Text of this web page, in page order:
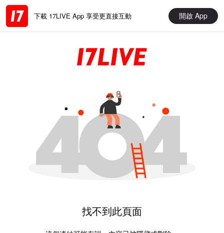
下載 17LIVE App 享受更直接互動 開啟 App
找不到此頁面